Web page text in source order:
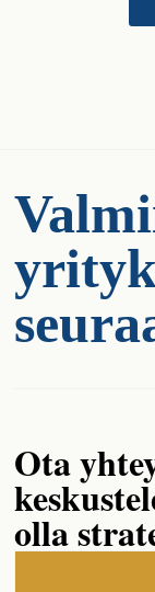
Ota
olla